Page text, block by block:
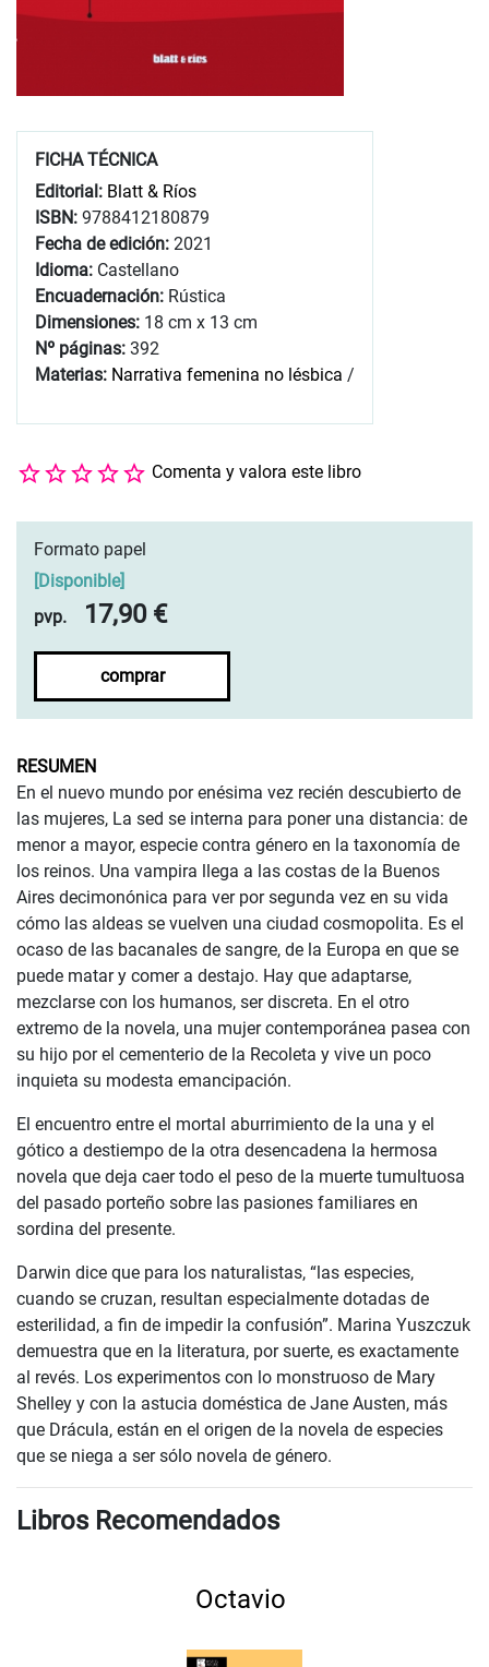
FICHA TÉCNICA
Editorial: Blatt & Ríos
ISBN: 9788412180879
Fecha de edición: 2021
Idioma: Castellano
Encuadernación: Rústica
Dimensiones: 18 cm x 13 cm
Nº páginas: 392
Materias: Narrativa femenina no lésbica /
Comenta y valora este libro
Formato papel
Disponible]
pvp.
17,90 €
comprar
RESUMEN
En el nuevo mundo por enésima vez recién descubierto de
las mujeres, La sed se interna para poner una distancia: de
menor a mayor, especie contra género en la taxonomía de
los reinos. Una vampira llega a las costas de la Buenos
Aires decimonónica para ver por segunda vez en su vida
cómo las aldeas se vuelven una ciudad cosmopolita. Es el
ocaso de las bacanales de sangre, de la Europa en que se
puede matar y comer a destajo. Hay que adaptarse,
mezclarse con los humanos, ser discreta. En el otro
extremo de la novela, una mujer contemporánea pasea con
su hijo por el cementerio de la Recoleta y vive un poco
inquieta su modesta emancipación.
El encuentro entre el mortal aburrimiento de la una y el
gótico a destiempo de la otra desencadena la hermosa
novela que deja caer todo el peso de la muerte tumultuosa
del pasado porteño sobre las pasiones familiares en
sordina del presente.
Darwin dice que para los naturalistas, “las especies,
cuando se cruzan, resultan especialmente dotadas de
esterilidad, a fin de impedir la confusión”. Marina Yuszczuk
demuestra que en la literatura, por suerte, es exactamente
al revés. Los experimentos con lo monstruoso de Mary
Shelley y con la astucia doméstica de Jane Austen, más
que Drácula, están en el origen de la novela de especies
que se niega a ser sólo novela de género.
Libros Recomendados
Octavio